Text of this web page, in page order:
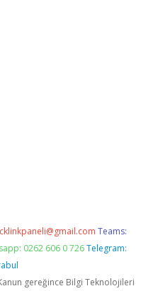
Teams:
0262 606 0 726 Telegram:
gereğince Bilgi Teknolojileri